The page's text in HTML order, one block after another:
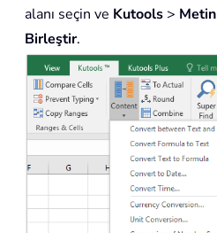
alanı seçin ve Kutools > Metin
Birleştir.